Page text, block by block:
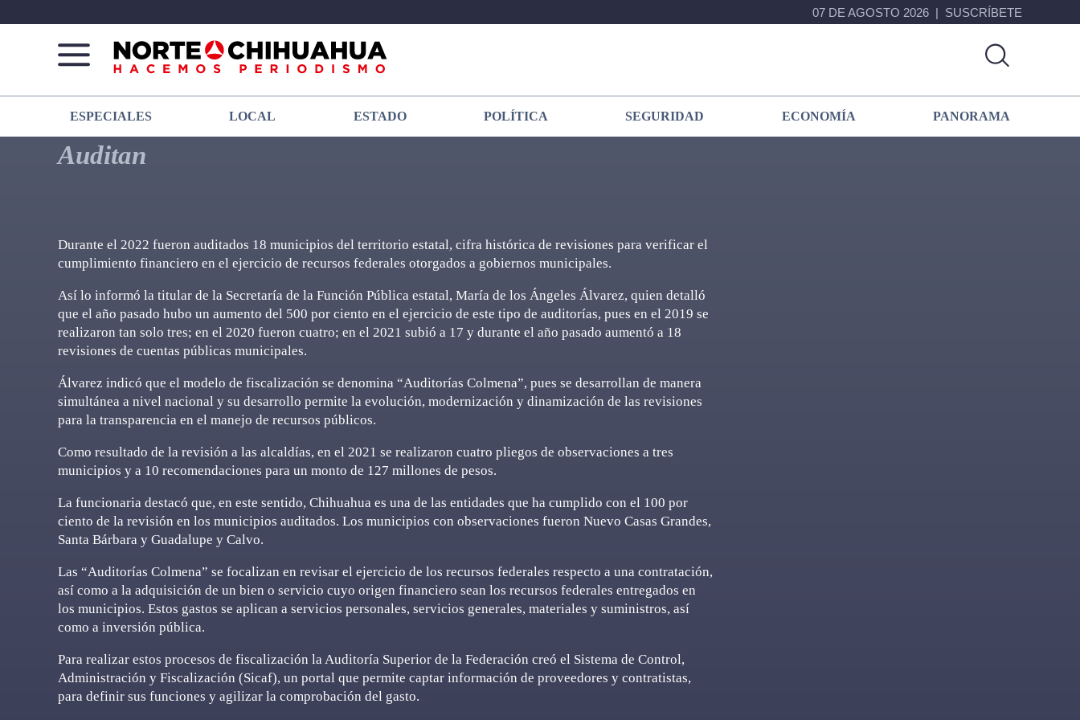
07 DE AGOSTO 2026 SUSCRÍBETE
Norte
De
Chihuahua
Más
que
noticias,
hacemos periodismo
ESPECIALES LOCAL ESTADO POLÍTICA SEGURIDAD ECONOMÍA PANORAMA
Auditan
Durante el 2022 fueron auditados 18 municipios del territorio estatal, cifra histórica de revisiones para verificar el
cumplimiento financiero en el ejercicio de recursos federales otorgados a gobiernos municipales.
Así lo informó la titular de la Secretaría de la Función Pública estatal, María de los Ángeles Álvarez, quien detalló
que el año pasado hubo un aumento del 500 por ciento en el ejercicio de este tipo de auditorías, pues en el 2019 se
realizaron tan solo tres; en el 2020 fueron cuatro; en el 2021 subió a 17 y durante el año pasado aumentó a 18
revisiones de cuentas públicas municipales.
Álvarez indicó que el modelo de fiscalización se denomina “Auditorías Colmena”, pues se desarrollan de manera
simultánea a nivel nacional y su desarrollo permite la evolución, modernización y dinamización de las revisiones
para la transparencia en el manejo de recursos públicos.
Como resultado de la revisión a las alcaldías, en el 2021 se realizaron cuatro pliegos de observaciones a tres
municipios y a 10 recomendaciones para un monto de 127 millones de pesos.
La funcionaria destacó que, en este sentido, Chihuahua es una de las entidades que ha cumplido con el 100 por
ciento de la revisión en los municipios auditados. Los municipios con observaciones fueron Nuevo Casas Grandes,
Santa Bárbara y Guadalupe y Calvo.
Las “Auditorías Colmena” se focalizan en revisar el ejercicio de los recursos federales respecto a una contratación,
así como a la adquisición de un bien o servicio cuyo origen financiero sean los recursos federales entregados en
los municipios. Estos gastos se aplican a servicios personales, servicios generales, materiales y suministros, así
como a inversión pública.
Para realizar estos procesos de fiscalización la Auditoría Superior de la Federación creó el Sistema de Control,
Administración y Fiscalización (Sicaf), un portal que permite captar información de proveedores y contratistas,
para definir sus funciones y agilizar la comprobación del gasto.